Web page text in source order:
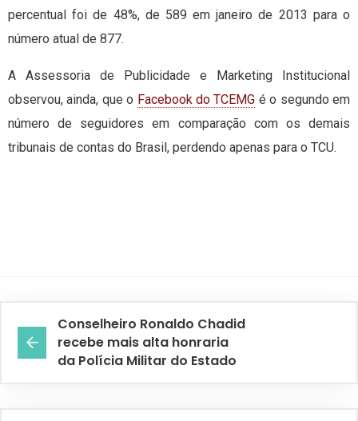
percentual foi de 48%, de 589 em janeiro de 2013 para o
número atual de 877.
A Assessoria de Publicidade e Marketing Institucional
observou, ainda, que o Facebook do TCEMG é o segundo em
número de seguidores em comparação com os demais
tribunais de contas do Brasil, perdendo apenas para o TCU.
Conselheiro Ronaldo Chadid
recebe mais alta honraria
da Polícia Militar do Estado